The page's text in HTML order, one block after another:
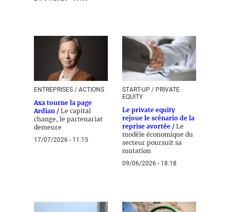
ENTREPRISES / ACTIONS
Axa tourne la page
Ardian / Le capital
change, le partenariat
demeure
17/07/2026 - 11:15
START-UP / PRIVATE
EQUITY
Le private equity
rejoue le scénario de la
reprise avortée / Le
modèle économique du
secteur poursuit sa
mutation
09/06/2026 - 18:18